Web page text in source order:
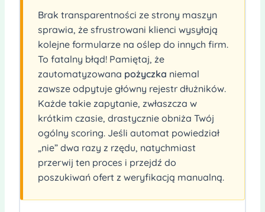
Brak transparentności ze strony maszyn
sprawia, że sfrustrowani klienci wysyłają
kolejne formularze na oślep do innych firm.
To fatalny błąd! Pamiętaj, że
zautomatyzowana pożyczka niemal
zawsze odpytuje główny rejestr dłużników.
Każde takie zapytanie, zwłaszcza w
krótkim czasie, drastycznie obniża Twój
ogólny scoring. Jeśli automat powiedział
„nie” dwa razy z rzędu, natychmiast
przerwij ten proces i przejdź do
poszukiwań ofert z weryfikacją manualną.